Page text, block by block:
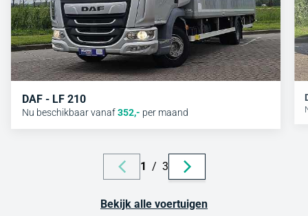
DAF - LF 210
Nu beschikbaar vanaf352,- per maand
1 / 3
Bekijk alle voertuigen